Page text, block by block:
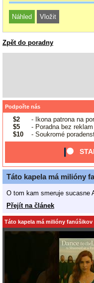
Zpět do poradny
Podpořte nás
$2
- Ikona patrona na
$5
- Poradna bez reklam
$10
- Soukromé
Táto kapela má milióny
O tom kam smeruje sucasne
Přejít na článek
Táto kapela má milióny